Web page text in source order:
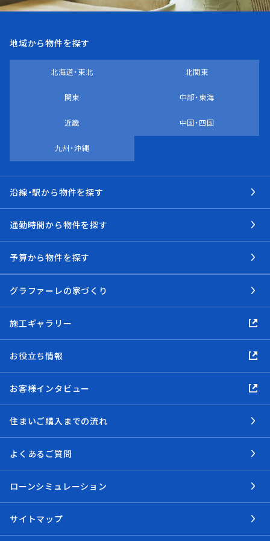
地域から物件を探す
北海道・東北 北関東
関東 中部・東海
近畿 中国・四国
九州・沖縄
沿線・駅から物件を探す
通勤時間から物件を探す
予算から物件を探す
グラファーレの家づくり
施工ギャラリー
お役立ち情報
お客様インタビュー
住まいご購入までの流れ
よくあるご質問
ローンシミュレーション
サイトマップ